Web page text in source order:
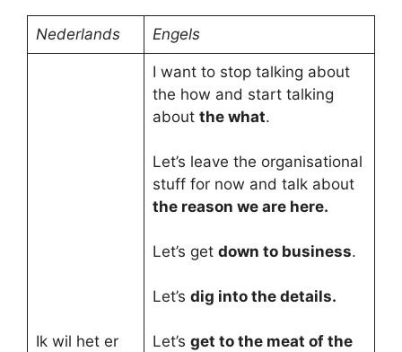
Nederlands Engels
Ik wil het er
I want to stop talking about
the how and start talking
about the what.
Let’s leave the organisational
stuff for now and talk about
the reason we are here.
Let’s get down to business.
Let’s dig into the details.
Let’s get to the meat of the